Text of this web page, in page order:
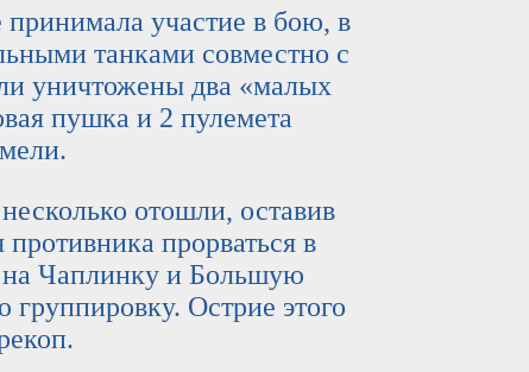
участие в бою, в
танками совместно с
уничтожены два «малых
пушка и 2 пулемета
отошли, оставив
прорваться в
Чаплинку и Большую
Острие этого